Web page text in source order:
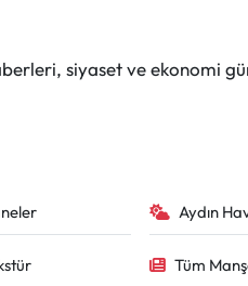
siyaset ve ekonomi
Aydın
Tüm